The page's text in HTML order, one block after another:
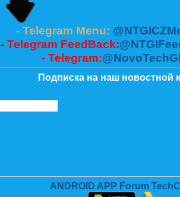
- Telegram Menu:
- Telegram FeedBack:
- Telegram:
Подписка на наш новостной
ANDROID APP Forum